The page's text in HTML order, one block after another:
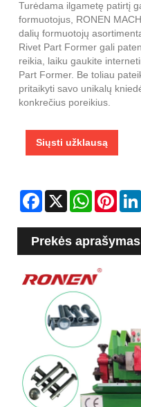
Turėdama ilgametę patirtį
formuotojus, RONEN
dalių formuotojų
Rivet Part Former gali
reikia, laiku gaukite
Part Former. Be toliau
pritaikyti savo unikalų
konkrečius poreikius.
Siųsti užklausą
Facebook
X WhatsApp
Prekės aprašymas